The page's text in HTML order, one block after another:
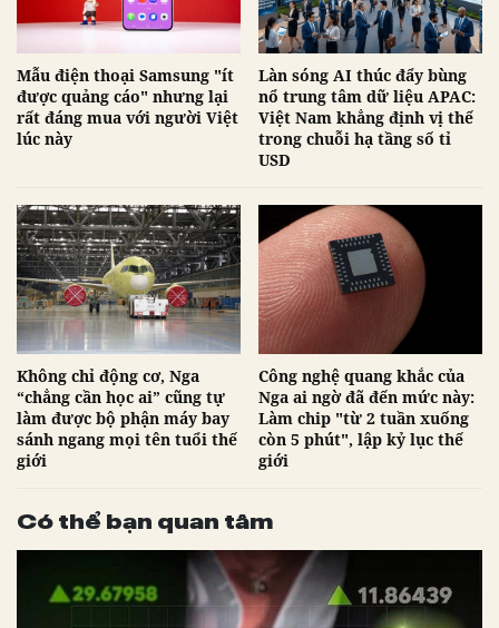
Mẫu điện thoại Samsung "ít
được quảng cáo" nhưng lại
rất đáng mua với người Việt
lúc này
Làn sóng AI thúc đẩy bùng
nổ trung tâm dữ liệu APAC:
Việt Nam khẳng định vị thế
trong chuỗi hạ tầng số tỉ
USD
Không chỉ động cơ, Nga
“chẳng cần học ai” cũng tự
làm được bộ phận máy bay
sánh ngang mọi tên tuổi thế
giới
Công nghệ quang khắc của
Nga ai ngờ đã đến mức này:
Làm chip "từ 2 tuần xuống
còn 5 phút", lập kỷ lục thế
giới
Có thể bạn quan tâm